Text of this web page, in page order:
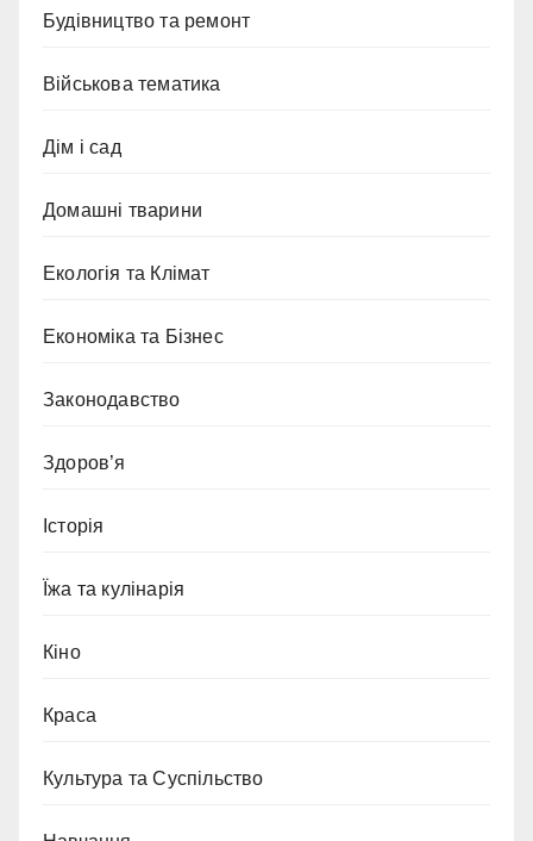
Будівництво та ремонт
Військова тематика
Дім і сад
Домашні тварини
Екологія та Клімат
Економіка та Бізнес
Законодавство
Здоров’я
Історія
Їжа та кулінарія
Кіно
Краса
Культура та Суспільство